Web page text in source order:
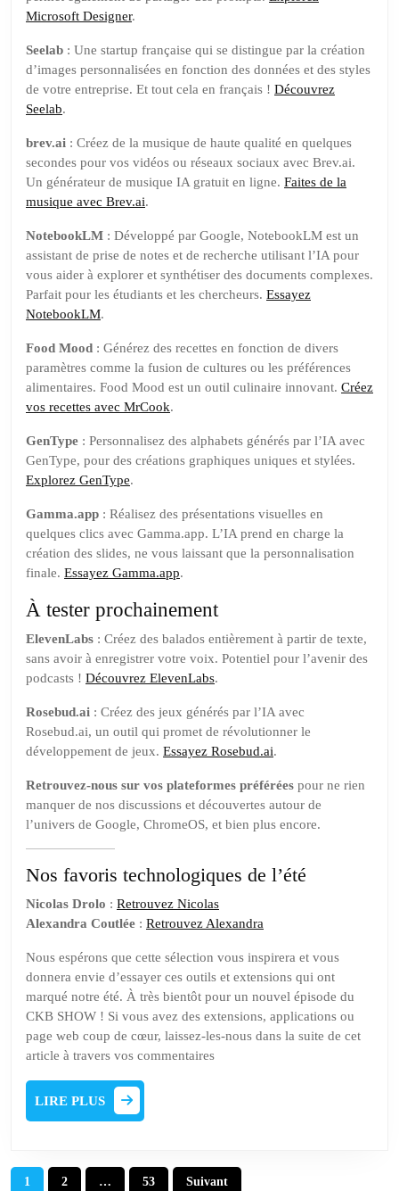
Microsoft Designer.
Seelab : Une startup française qui se distingue par la création
d’images personnalisées en fonction des données et des styles
de votre entreprise. Et tout cela en français ! Découvrez
Seelab.
brev.ai : Créez de la musique de haute qualité en quelques
secondes pour vos vidéos ou réseaux sociaux avec Brev.ai.
Un générateur de musique IA gratuit en ligne. Faites de la
musique avec Brev.ai.
NotebookLM : Développé par Google, NotebookLM est un
assistant de prise de notes et de recherche utilisant l’IA pour
vous aider à explorer et synthétiser des documents complexes.
Parfait pour les étudiants et les chercheurs. Essayez
NotebookLM.
Food Mood : Générez des recettes en fonction de divers
paramètres comme la fusion de cultures ou les préférences
alimentaires. Food Mood est un outil culinaire innovant. Créez
vos recettes avec MrCook.
GenType : Personnalisez des alphabets générés par l’IA avec
GenType, pour des créations graphiques uniques et stylées.
Explorez GenType.
Gamma.app : Réalisez des présentations visuelles en
quelques clics avec Gamma.app. L’IA prend en charge la
création des slides, ne vous laissant que la personnalisation
finale. Essayez Gamma.app.
À tester prochainement
ElevenLabs : Créez des balados entièrement à partir de texte,
sans avoir à enregistrer votre voix. Potentiel pour l’avenir des
podcasts ! Découvrez ElevenLabs.
Rosebud.ai : Créez des jeux générés par l’IA avec
Rosebud.ai, un outil qui promet de révolutionner le
développement de jeux. Essayez Rosebud.ai.
Retrouvez-nous sur vos plateformes préférées pour ne rien
manquer de nos discussions et découvertes autour de
l’univers de Google, ChromeOS, et bien plus encore.
Nos favoris technologiques de l’été
Nicolas Drolo : Retrouvez Nicolas
Alexandra Coutlée : Retrouvez Alexandra
Nous espérons que cette sélection vous inspirera et vous
donnera envie d’essayer ces outils et extensions qui ont
marqué notre été. À très bientôt pour un nouvel épisode du
CKB SHOW ! Si vous avez des extensions, applications ou
page web coup de cœur, laissez-les-nous dans la suite de cet
article à travers vos commentaires
LIRE PLUS
PLUS
Pagination
1 2 … 53 Suivant